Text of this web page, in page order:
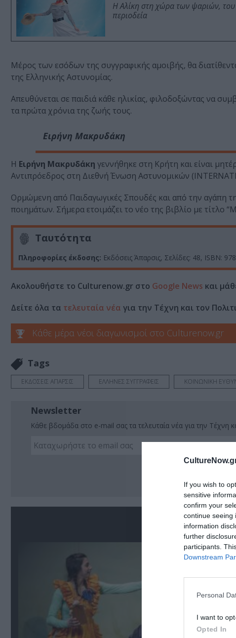
If you wish to
sensitive
confirm your
continue seeing
information
further
participants.
Downstream
Personal
I want to
Opted In
Η Αλίκη στη χώρα των ψαριών, του
περιοδεία
Μέρος των εσόδων της συγγραφικής αμοιβής, θα
της Ελληνικής Αστυνομίας.
Απευθύνεται σε παιδιά κάθε ηλικίας, φιλοδοξώντας να
τα πρώτα χρόνια της ζωής τους.
Ειρήνη Μακρυδάκη
Η Ειρήνη Μακρυδάκη γεννήθηκε στη Κρήτη και είναι
Αντιπρόεδρος στη Διεθνή Ένωση Αστυνομικών
Ορμώμενη από Παιδαγωγικές Σπουδές και από την αγάπη
ποιημάτων. Σήμερα ετοιμάζει το νέο της βιβλίο με τίτλο
Ταυτότητα
Πληροφορίες έκδοσης: Εκδόσεις Άπαρσις, Σελίδες: 48, ISBN:
Ακολουθήστε το Culturenow.gr στο Google News και
Δείτε όλα τα τελευταία νέα για την Τέχνη και τον
Κάθε μέρα νέοι διαγωνισμοί στο Culturenow.gr
Tags
ΕΚΔΟΣΕΙΣ ΑΠΑΡΣΙΣ ΕΛΛΗΝΕΣ ΣΥΓΓΡΑΦΕΙΣ ΚΟΙΝΩΝΙΚΗ
Newsletter
Κάθε βδομάδα στο e-mail σας τα τελευταία νέα για την Τέχνη